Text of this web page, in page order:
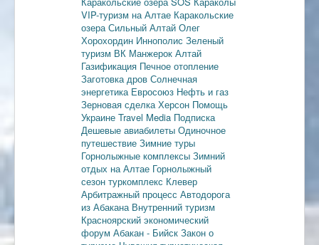
VIP-туризм на Алтае Каракольские
озераСильный Алтай Олег
Хорохордин Иннополис Зеленый
туризм ВК Манжерок Алтай
Газификация Печное отопление
Заготовка дров Солнечная
энергетика Евросоюз Нефть и газ
Зерновая сделкаХерсон Помощь
Украине Travel Media Подписка
Дешевые авиабилеты Одиночное
путешествие Зимние туры
Горнолыжные комплексы Зимний
отдых на Алтае Горнолыжный
сезон туркомплекс Клевер
Арбитражный процесс Автодорога
из Абакана Внутренний туризм
Красноярский экономический
форум Абакан - Бийск Закон о